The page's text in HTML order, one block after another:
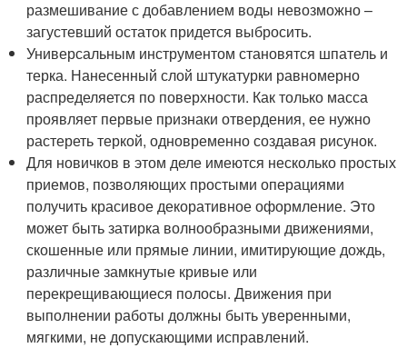
размешивание с добавлением воды невозможно –
загустевший остаток придется выбросить.
Универсальным инструментом становятся шпатель и
терка. Нанесенный слой штукатурки равномерно
распределяется по поверхности. Как только масса
проявляет первые признаки отвердения, ее нужно
растереть теркой, одновременно создавая рисунок.
Для новичков в этом деле имеются несколько простых
приемов, позволяющих простыми операциями
получить красивое декоративное оформление. Это
может быть затирка волнообразными движениями,
скошенные или прямые линии, имитирующие дождь,
различные замкнутые кривые или
перекрещивающиеся полосы. Движения при
выполнении работы должны быть уверенными,
мягкими, не допускающими исправлений.